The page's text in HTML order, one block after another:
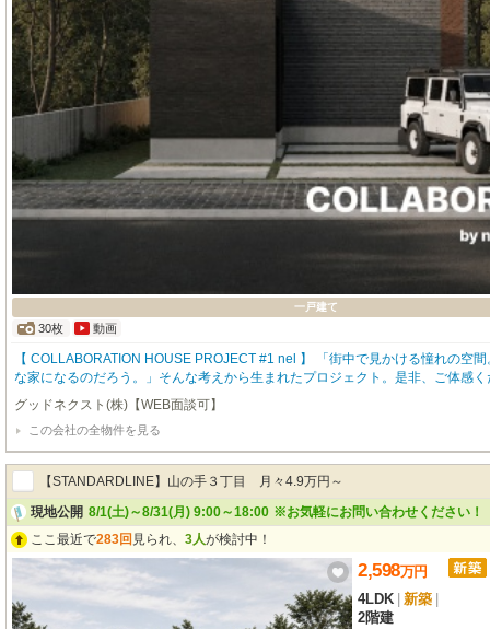
一戸建て
30枚 動画
【 COLLABORATION HOUSE PROJECT #1 nel 】 「街中で見かける憧れの空
な家になるのだろう。」そんな考えから生まれたプロジェクト。是非、ご体
て一体化させた、パナソニックだけの人と空間に調和するデザインにコラボ
ワクワクさせるスタイリッシュなオープンスタイル。カラーを変更してより
ZEH水準夏は涼しく、冬はあったかい。厳冬の北海道でも安心の住宅性能。◇
績を誇る当社だからご提案できる安心してお住まい頂ける建売住宅。
グッドネクスト(株)【WEB面談可】
この会社の全物件を見る
【STANDARDLINE】山の手３丁目 月々4.9万円～
現地公開 8/1(土)～8/31(月) 9:00～18:00 ※お気軽にお問い合わせください！
ここ最近で283回 見られ、 3人が検討中！
2,598万円
4LDK 新築
2階建